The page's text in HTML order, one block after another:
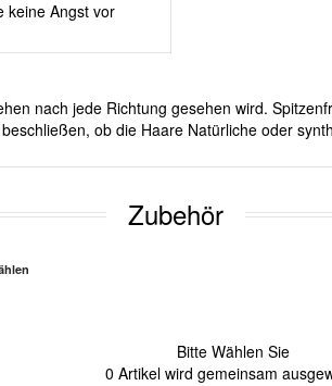
keine Angst vor
nach jede Richtung gesehen wird.
ob die Haare Natürliche oder
Zubehör
Bitte Wählen Sie
0 Artikel wird gemeinsam